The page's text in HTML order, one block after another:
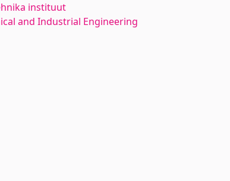
instituut
and Industrial Engineering